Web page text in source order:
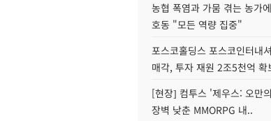
농협 폭염과 가뭄 겪는 농가
호동 "모든 역량 집중"
포스코홀딩스 포스코인터내
매각, 투자 재원 2조5천억 확
[현장] 컴투스 '제우스: 오만
장벽 낮춘 MMORPG 내..